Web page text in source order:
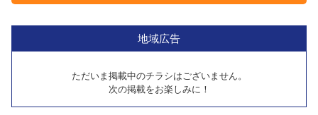
地域広告
ただいま掲載中のチラシはございません。
次の掲載をお楽しみに！